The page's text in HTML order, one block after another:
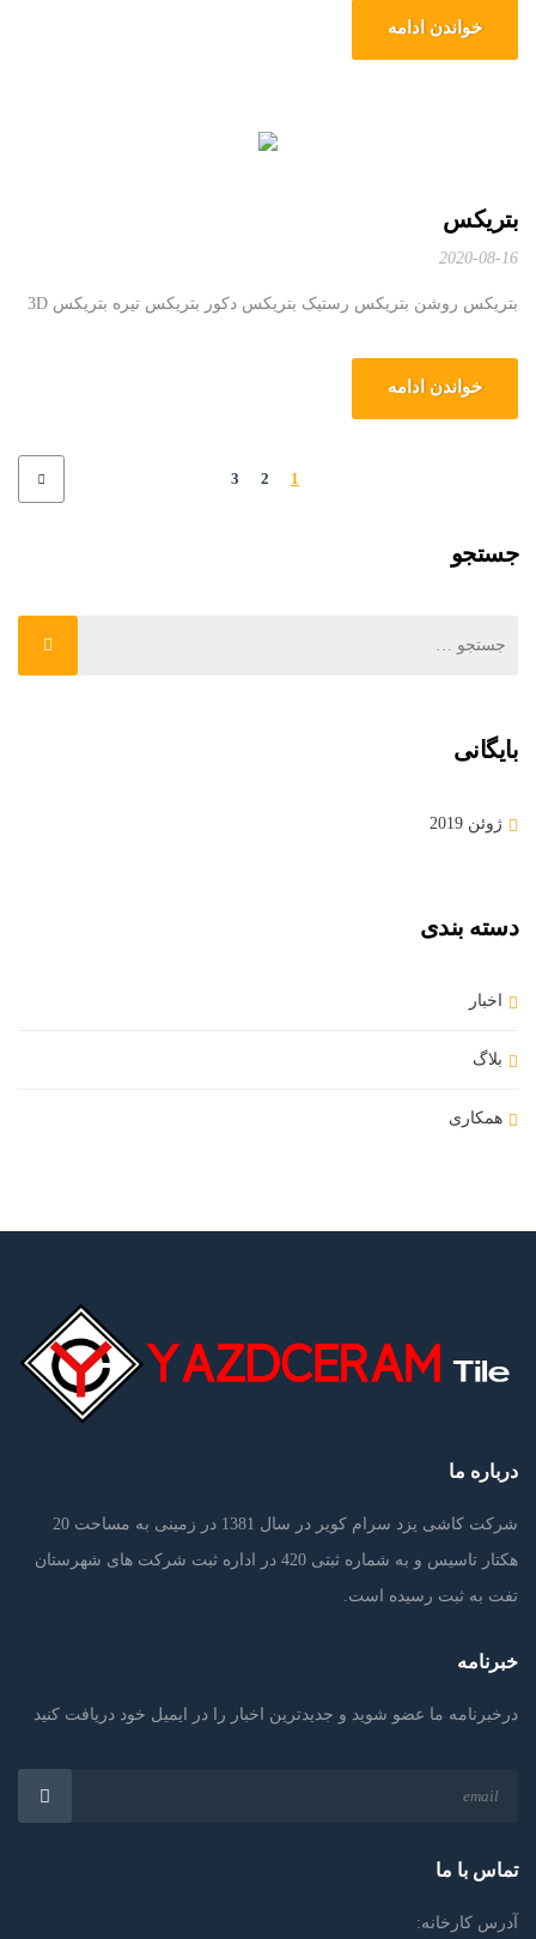
خواندن ادامه
بتریکس
2020-08-16
بتریکس روشن بتریکس رستیک بتریکس دکور بتریکس تیره بتریکس 3D
خواندن ادامه
1
2
3
جستجو
بایگانی
ژوئن 2019
دسته بندی
اخبار
بلاگ
همکاری
درباره ما
شرکت کاشی یزد سرام کویر در سال 1381 در زمینی به مساحت 20
هکتار تاسیس و به شماره ثبتی 420 در اداره ثبت شرکت های شهرستان
تفت به ثبت رسیده است.
خبرنامه
درخبرنامه ما عضو شوید و جدیدترین اخبار را در ایمیل خود دریافت کنید
تماس با ما
آدرس کارخانه: